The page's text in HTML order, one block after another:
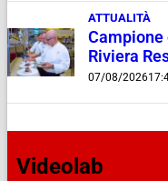
ATTUALITÀ
Campione
Riviera
07/08/2026
Videolab